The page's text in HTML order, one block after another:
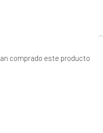
comprado este producto